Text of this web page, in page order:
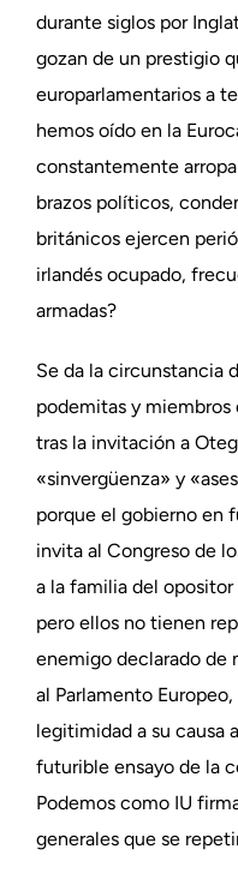
durante siglos por
gozan de un prestigio
europarlamentarios a
hemos oído en la
constantemente
brazos políticos,
británicos ejercen
irlandés ocupado,
armadas?
Se da la circunstancia
podemitas y
tras la invitación a
«sinvergüenza» y
porque el gobierno en
invita al Congreso de
a la familia del
pero ellos no tienen
enemigo declarado de
al Parlamento
legitimidad a su causa
futurible ensayo de la
Podemos como IU
generales que se